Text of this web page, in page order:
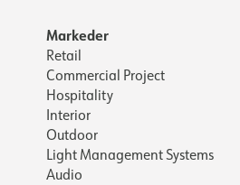
Markeder
Retail
Commercial Project
Hospitality
Interior
Outdoor
Light Management Systems
Audio